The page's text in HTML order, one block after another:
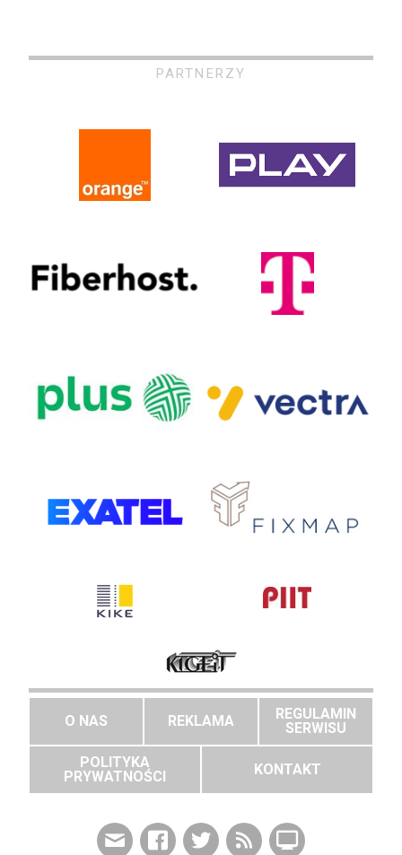
PARTNERZY
O NAS REKLAMA
REGULAMIN
SERWISU
POLITYKA
PRYWATNOŚCI
KONTAKT